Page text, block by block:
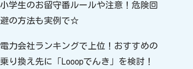
小学生のお留守番ルールや注意！危険回
避の方法も実例で☆
電力会社ランキングで上位！おすすめの
乗り換え先に「Looopでんき」を検討！